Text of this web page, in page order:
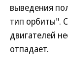
выведения
тип орбиты".
двигателей
отпадает.